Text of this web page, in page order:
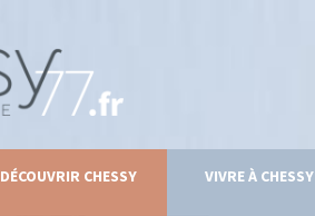
DÉCOUVRIR CHESSY VIVRE À CHESSY